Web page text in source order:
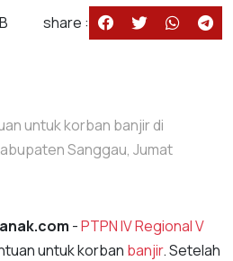
share :
untuk korban banjir di
Sanggau, Jumat
-PTPN IV Regional V
untuk korban banjir. Setelah